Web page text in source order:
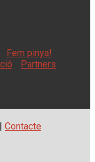
Fem pinya!
Partners
Contacte